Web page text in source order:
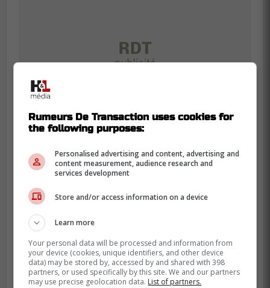
Revenons à notre vedette du jour: Oliver
Kapanen. Âgé de 21 ans, il a bien fait lors
de sa première apparition avec les
Canadiens, jeudi, face aux
Boston. Malgré seulement 10 minutes de
jeu, il a réussi à obtenir un point.
Repêché au deuxième tour en 2021,
Rumeurs De Transaction uses cookies for
the following purposes:
Personalised advertising and content, advertising and
content measurement, audience research and
services development
Store and/or access information on a device
Learn more
Your personal data will be processed and information from
your device (cookies, unique identifiers, and other device
data) may be stored by, accessed by and shared with 398
partners, or used specifically by this site. We and our partners
may use precise geolocation data. List of partners.